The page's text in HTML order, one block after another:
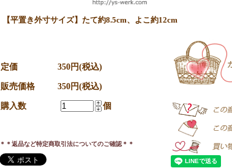
【平置き外寸サイズ】たて約8.5cm、よこ約12cm
定価 350円(税込)
販売価格 350円(税込)
購入数 個
＊＊返品など特定商取引法についてのご確認＊＊